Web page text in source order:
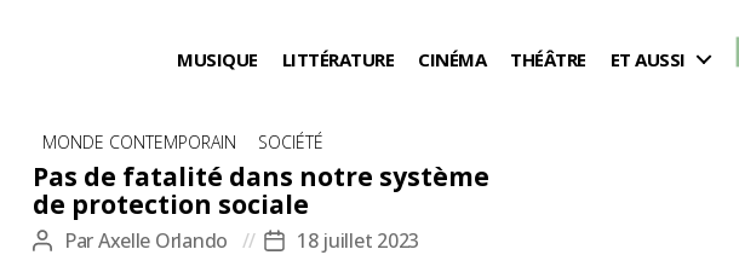
MUSIQUE LITTÉRATURE CINÉMA THÉÂTRE ET AUSSI
Catégories
MONDE CONTEMPORAIN SOCIÉTÉ
Pas de fatalité dans notre système
de protection sociale
Auteur
ParAxelle Orlando
Date18 juillet 2023